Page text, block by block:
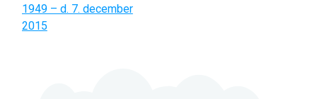
1949 – d. 7. december
2015